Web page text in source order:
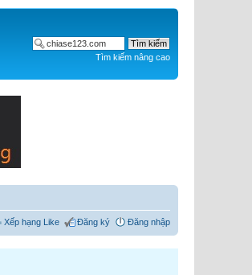
Tìm kiếm nâng cao
Xếp hạng Like Đăng ký Đăng nhập